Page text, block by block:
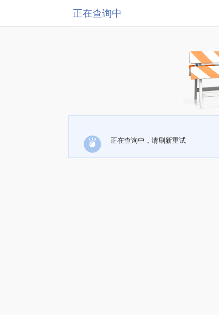
正在查询中
正在查询中，请刷新重试